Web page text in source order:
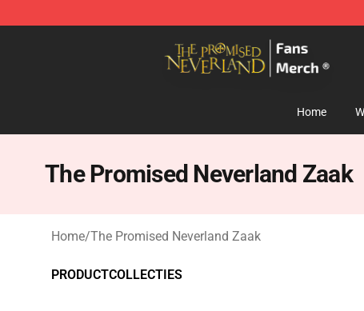
The Promised Neverland Store - Official The Promised
Home
The Promised Neverland Zaak
Home/The Promised Neverland Zaak
PRODUCTCOLLECTIES